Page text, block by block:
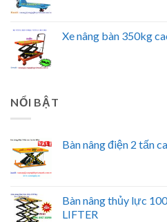
Xe nâng bàn 350kg
NỔI BẬT
Bàn nâng điện 2 tấn
Bàn nâng thủy lực
LIFTER